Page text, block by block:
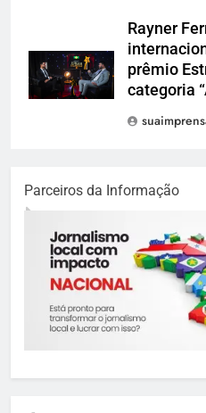
Rayner
prêmio
categoria
Parceiros da Informação